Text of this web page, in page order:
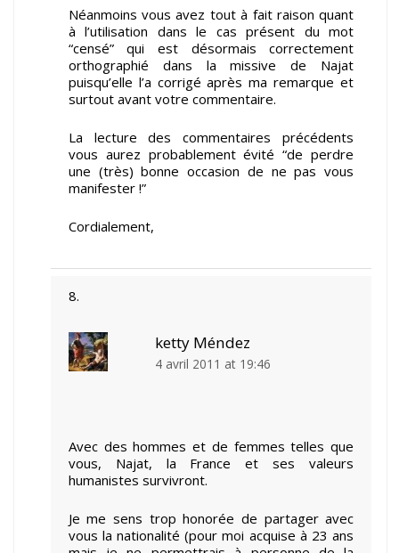
Néanmoins vous avez tout à fait raison quant
à l’utilisation dans le cas présent du mot
“censé” qui est désormais correctement
orthographié dans la missive de Najat
puisqu’elle l’a corrigé après ma remarque et
surtout avant votre commentaire.
La lecture des commentaires précédents
vous aurez probablement évité “de perdre
une (très) bonne occasion de ne pas vous
manifester !”
Cordialement,
ketty Méndez
4 avril 2011 at 19:46
Avec des hommes et de femmes telles que
vous, Najat, la France et ses valeurs
humanistes survivront.
Je me sens trop honorée de partager avec
vous la nationalité (pour moi acquise à 23 ans